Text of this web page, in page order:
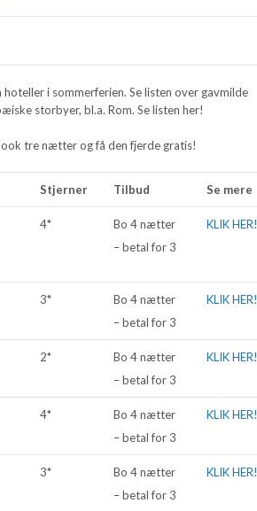
i sommerferien. Se listen over gavmilde
storbyer, bl.a. Rom. Se listen her!
tre nætter og få den fjerde gratis!
Stjerner Tilbud Se mere
4*
Bo 4 nætter
– betal for 3
KLIK HER!
3*
Bo 4 nætter
– betal for 3
KLIK HER!
2*
Bo 4 nætter
– betal for 3
KLIK HER!
4*
Bo 4 nætter
– betal for 3
KLIK HER!
3*
Bo 4 nætter
– betal for 3
KLIK HER!